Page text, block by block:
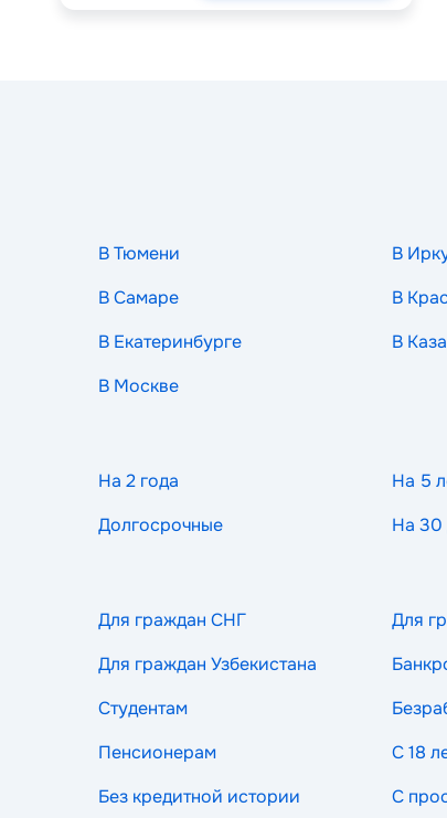
В Тюмени В
В Самаре В
В Екатеринбурге В
В Москве
На 2 года На 5
Долгосрочные На 30
Для граждан СНГ Для
Для граждан Узбекистана
Студентам
Пенсионерам С 18
Без кредитной истории С